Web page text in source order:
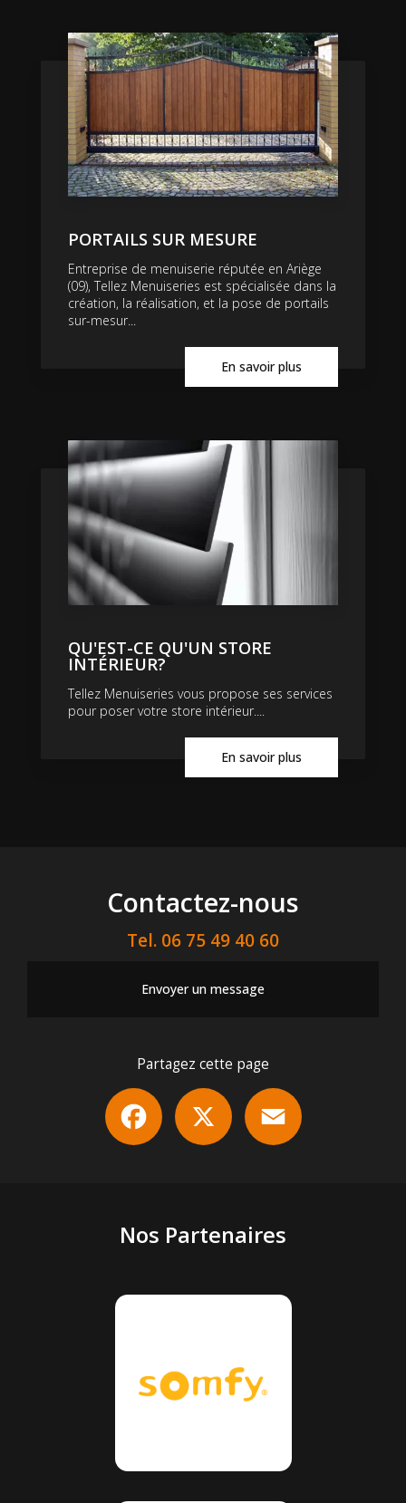
PORTAILS SUR MESURE
Entreprise de menuiserie réputée en Ariège
(09), Tellez Menuiseries est spécialisée dans la
création, la réalisation, et la pose de portails
sur-mesur...
En savoir plus
QU'EST-CE QU'UN STORE
INTÉRIEUR?
Tellez Menuiseries vous propose ses services
pour poser votre store intérieur....
En savoir plus
Contactez-nous
Tel. 06 75 49 40 60
Envoyer un message
Partagez cette page
Facebook
Nos Partenaires